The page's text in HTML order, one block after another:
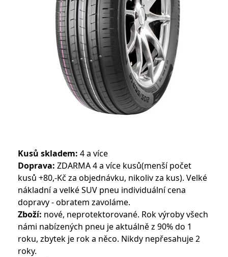
Kusů skladem: 4 a více
Doprava: ZDARMA 4 a více kusů(menší počet
kusů +80,-Kč za objednávku, nikoliv za kus). Velké
nákladní a velké SUV pneu individuální cena
dopravy - obratem zavoláme.
Zboží: nové, neprotektorované. Rok výroby všech
námi nabízených pneu je aktuálně z 90% do 1
roku, zbytek je rok a něco. Nikdy nepřesahuje 2
roky.